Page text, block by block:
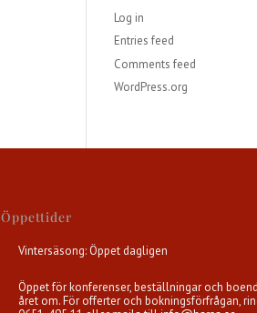
Log in
Entries feed
Comments feed
WordPress.org
Öppettider
Vintersäsong: Öppet dagligen
Öppet för konferenser, beställningar och
året om. För offerter och bokningsförfrågan,